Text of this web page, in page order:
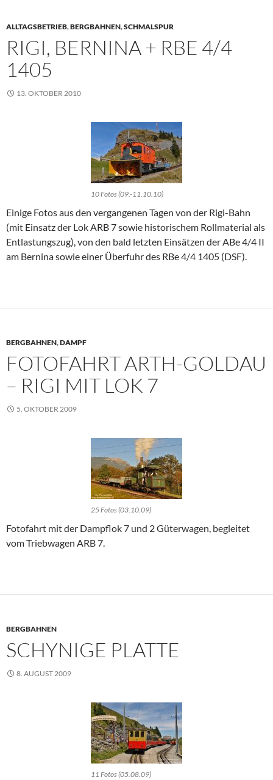
ALLTAGSBETRIEB,BERGBAHNEN,SCHMALSPUR
RIGI, BERNINA + RBE 4/4
1405
13. OKTOBER 2010
10 Fotos (09.-11.10.10)
Einige Fotos aus den vergangenen Tagen von der Rigi-Bahn
(mit Einsatz der Lok ARB 7 sowie historischem Rollmaterial als
Entlastungszug), von den bald letzten Einsätzen der ABe 4/4 II
am Bernina sowie einer Überfuhr des RBe 4/4 1405 (DSF).
BERGBAHNEN,DAMPF
FOTOFAHRT ARTH-GOLDAU
– RIGI MIT LOK 7
5. OKTOBER 2009
25 Fotos (03.10.09)
Fotofahrt mit der Dampflok 7 und 2 Güterwagen, begleitet
vom Triebwagen ARB 7.
BERGBAHNEN
SCHYNIGE PLATTE
8. AUGUST 2009
11 Fotos (05.08.09)